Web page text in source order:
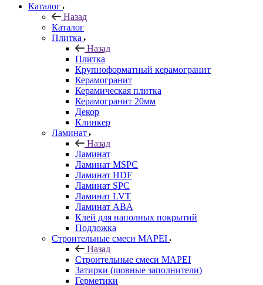
Каталог
Назад
Каталог
Плитка
Назад
Плитка
Крупноформатный керамогранит
Керамогранит
Керамическая плитка
Керамогранит 20мм
Декор
Клинкер
Ламинат
Назад
Ламинат
Ламинат MSPC
Ламинат HDF
Ламинат SPC
Ламинат LVT
Ламинат ABA
Клей для наполных покрытий
Подложка
Строительные смеси MAPEI
Назад
Строительные смеси MAPEI
Затирки (шовные заполнители)
Герметики